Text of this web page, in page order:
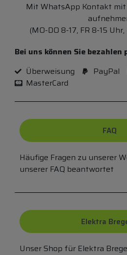
Mit WhatsApp Kontakt mit
(MO-DO 8-17, FR 8-15 Uhr,
Bei uns können Sie bezahlen
Überweisung
PayPal
MasterCard
FAQ
Häufige Fragen zu unserer
unserer FAQ beantwortet
Elektra
Unser Shop für Elektra